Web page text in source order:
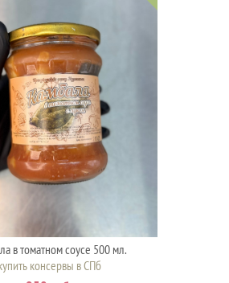
в томатном соусе 500 мл.
консервы в СПб